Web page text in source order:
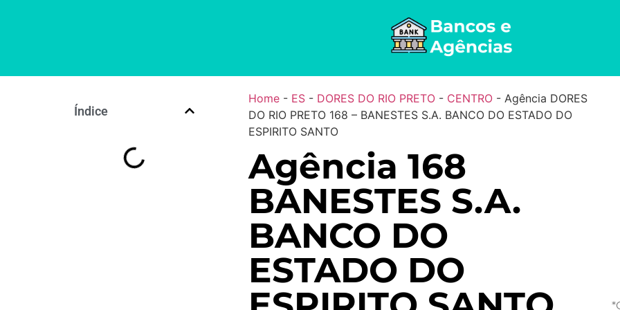
Índice
Home- ES- DORES DO RIO PRETO- CENTRO- Agência DORES
DO RIO PRETO 168 – BANESTES S.A. BANCO DO ESTADO DO
ESPIRITO SANTO
Agência 168
BANESTES S.A.
BANCO DO
ESTADO DO